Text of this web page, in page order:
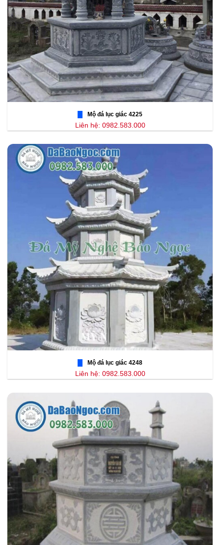
Mộ đá lục giác 4225
Liên hệ: 0982.583.000
Mộ đá lục giác 4248
Liên hệ: 0982.583.000